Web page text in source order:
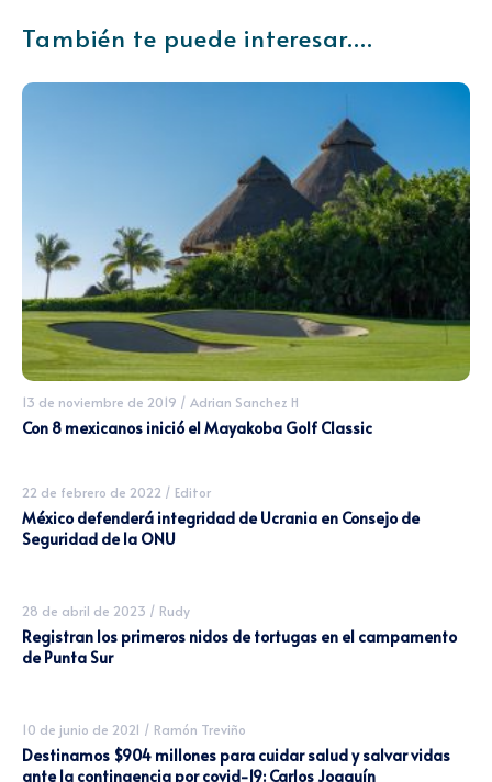
También te puede interesar....
13 de noviembre de 2019 / Adrian Sanchez H
Con 8 mexicanos inició el Mayakoba Golf Classic
22 de febrero de 2022 / Editor
México defenderá integridad de Ucrania en Consejo de
Seguridad de la ONU
28 de abril de 2023 / Rudy
Registran los primeros nidos de tortugas en el campamento
de Punta Sur
10 de junio de 2021 / Ramón Treviño
Destinamos $904 millones para cuidar salud y salvar vidas
ante la contingencia por covid-19: Carlos Joaquín